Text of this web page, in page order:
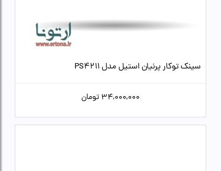
سینک توکار پرنیان استیل مدل PS4211
34,000,000 تومان